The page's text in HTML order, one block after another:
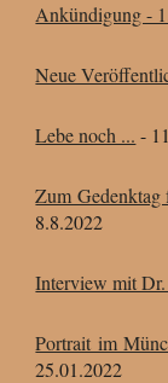
Ankündigung -
Neue
Lebe noch ... -
Zum
8.8.2022
Interview mit
Portrait im
25.01.2022